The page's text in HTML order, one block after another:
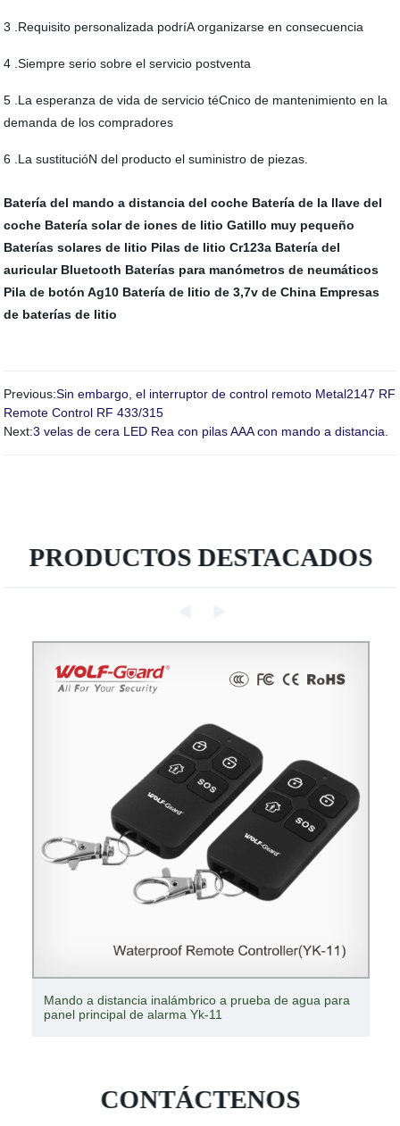
3 .Requisito personalizada podríA organizarse en consecuencia
4 .Siempre serio sobre el servicio postventa
5 .La esperanza de vida de servicio téCnico de mantenimiento en la
demanda de los compradores
6 .La sustitucióN del producto el suministro de piezas.
Batería del mando a distancia del coche Batería de la llave del
coche Batería solar de iones de litio Gatillo muy pequeño
Baterías solares de litio Pilas de litio Cr123a Batería del
auricular Bluetooth Baterías para manómetros de neumáticos
Pila de botón Ag10 Batería de litio de 3,7v de China Empresas
de baterías de litio
Previous:Sin embargo, el interruptor de control remoto Metal2147 RF
Remote Control RF 433/315
Next:3 velas de cera LED Rea con pilas AAA con mando a distancia.
PRODUCTOS DESTACADOS
Transmisor de control remoto de velocidad de
ventilador remoto universal de 433 MHz Kl506.
CONTÁCTENOS